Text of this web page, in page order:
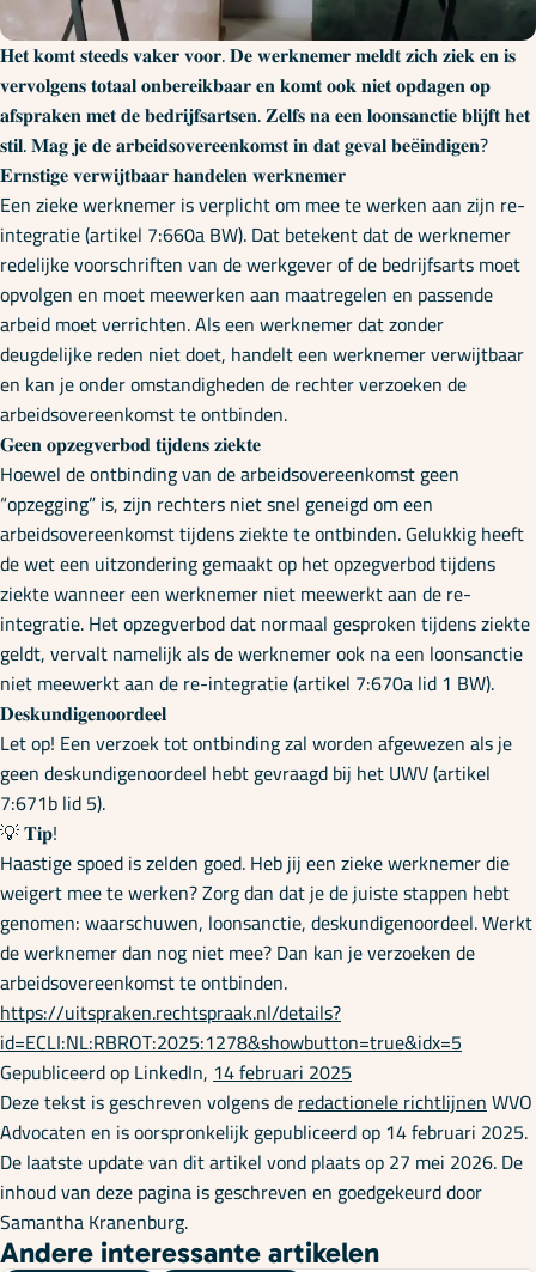
Kennisbank
Cursussen
Podcasts
Over ons
𝐇𝐞𝐭 𝐤𝐨𝐦𝐭 𝐬𝐭𝐞𝐞𝐝𝐬 𝐯𝐚𝐤𝐞𝐫 𝐯𝐨𝐨𝐫. 𝐃𝐞 𝐰𝐞𝐫𝐤𝐧𝐞𝐦𝐞𝐫 𝐦𝐞𝐥𝐝𝐭 𝐳𝐢𝐜𝐡 𝐳𝐢𝐞𝐤 𝐞𝐧 𝐢𝐬
𝐯𝐞𝐫𝐯𝐨𝐥𝐠𝐞𝐧𝐬 𝐭𝐨𝐭𝐚𝐚𝐥 𝐨𝐧𝐛𝐞𝐫𝐞𝐢𝐤𝐛𝐚𝐚𝐫 𝐞𝐧 𝐤𝐨𝐦𝐭 𝐨𝐨𝐤 𝐧𝐢𝐞𝐭 𝐨𝐩𝐝𝐚𝐠𝐞𝐧 𝐨𝐩
𝐚𝐟𝐬𝐩𝐫𝐚𝐤𝐞𝐧 𝐦𝐞𝐭 𝐝𝐞 𝐛𝐞𝐝𝐫𝐢𝐣𝐟𝐬𝐚𝐫𝐭𝐬𝐞𝐧. 𝐙𝐞𝐥𝐟𝐬 𝐧𝐚 𝐞𝐞𝐧 𝐥𝐨𝐨𝐧𝐬𝐚𝐧𝐜𝐭𝐢𝐞 𝐛𝐥𝐢𝐣𝐟𝐭 𝐡𝐞𝐭
𝐬𝐭𝐢𝐥. 𝐌𝐚𝐠 𝐣𝐞 𝐝𝐞 𝐚𝐫𝐛𝐞𝐢𝐝𝐬𝐨𝐯𝐞𝐫𝐞𝐞𝐧𝐤𝐨𝐦𝐬𝐭 𝐢𝐧 𝐝𝐚𝐭 𝐠𝐞𝐯𝐚𝐥 𝐛𝐞ë𝐢𝐧𝐝𝐢𝐠𝐞𝐧?
𝐄𝐫𝐧𝐬𝐭𝐢𝐠𝐞 𝐯𝐞𝐫𝐰𝐢𝐣𝐭𝐛𝐚𝐚𝐫 𝐡𝐚𝐧𝐝𝐞𝐥𝐞𝐧 𝐰𝐞𝐫𝐤𝐧𝐞𝐦𝐞𝐫
Een zieke werknemer is verplicht om mee te werken aan zijn re-
integratie (artikel 7:660a BW). Dat betekent dat de werknemer
redelijke voorschriften van de werkgever of de bedrijfsarts moet
opvolgen en moet meewerken aan maatregelen en passende
arbeid moet verrichten. Als een werknemer dat zonder
deugdelijke reden niet doet, handelt een werknemer verwijtbaar
en kan je onder omstandigheden de rechter verzoeken de
arbeidsovereenkomst te ontbinden.
𝐆𝐞𝐞𝐧 𝐨𝐩𝐳𝐞𝐠𝐯𝐞𝐫𝐛𝐨𝐝 𝐭𝐢𝐣𝐝𝐞𝐧𝐬 𝐳𝐢𝐞𝐤𝐭𝐞
Hoewel de ontbinding van de arbeidsovereenkomst geen
“opzegging” is, zijn rechters niet snel geneigd om een
arbeidsovereenkomst tijdens ziekte te ontbinden. Gelukkig heeft
de wet een uitzondering gemaakt op het opzegverbod tijdens
ziekte wanneer een werknemer niet meewerkt aan de re-
integratie. Het opzegverbod dat normaal gesproken tijdens ziekte
geldt, vervalt namelijk als de werknemer ook na een loonsanctie
niet meewerkt aan de re-integratie (artikel 7:670a lid 1 BW).
𝐃𝐞𝐬𝐤𝐮𝐧𝐝𝐢𝐠𝐞𝐧𝐨𝐨𝐫𝐝𝐞𝐞𝐥
Let op! Een verzoek tot ontbinding zal worden afgewezen als je
geen deskundigenoordeel hebt gevraagd bij het UWV (artikel
7:671b lid 5).
💡 𝐓𝐢𝐩!
Haastige spoed is zelden goed. Heb jij een zieke werknemer die
weigert mee te werken? Zorg dan dat je de juiste stappen hebt
genomen: waarschuwen, loonsanctie, deskundigenoordeel. Werkt
de werknemer dan nog niet mee? Dan kan je verzoeken de
arbeidsovereenkomst te ontbinden.
https://uitspraken.rechtspraak.nl/details?
id=ECLI:NL:RBROT:2025:1278&showbutton=true&idx=5
Gepubliceerd op LinkedIn,14 februari 2025
Deze tekst is geschreven volgens deredactionele richtlijnenWVO
Advocaten en is oorspronkelijk gepubliceerd op 14 februari 2025.
De laatste update van dit artikel vond plaats op 27 mei 2026. De
inhoud van deze pagina is geschreven en goedgekeurd door
Samantha Kranenburg.
Andere interessante artikelen